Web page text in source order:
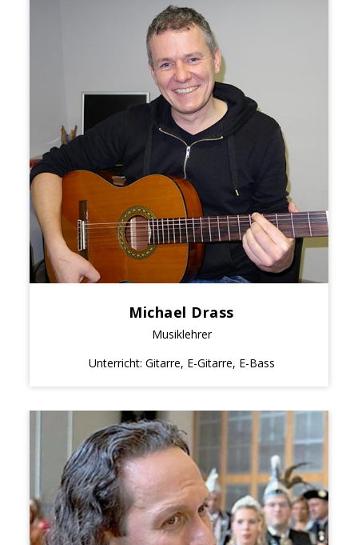
Michael Drass
Musiklehrer
Unterricht: Gitarre, E-Gitarre, E-Bass